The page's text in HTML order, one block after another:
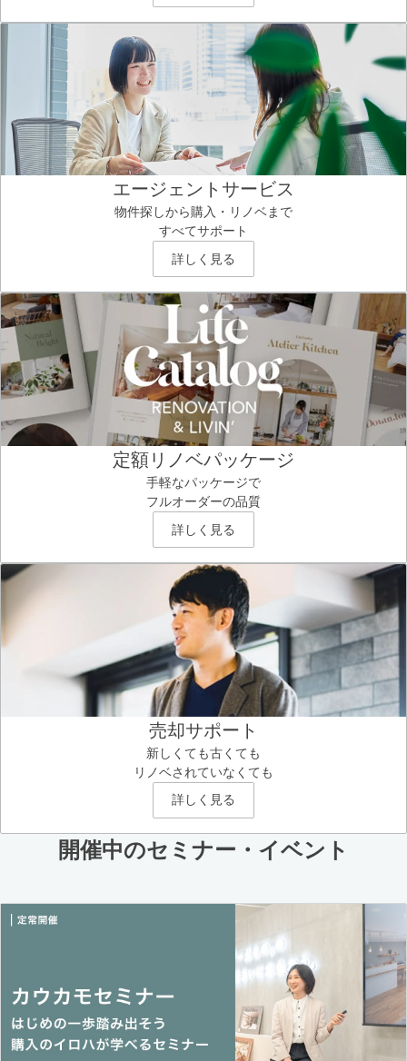
エージェントサービス
物件探しから購入・リノベまで
すべてサポート
詳しく見る
定額リノベパッケージ
手軽なパッケージで
フルオーダーの品質
詳しく見る
売却サポート
新しくても古くても
リノベされていなくても
詳しく見る
開催中のセミナー・イベント